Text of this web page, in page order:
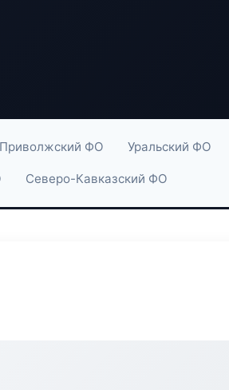
Приволжский ФО Уральский ФО
Северо-Кавказский ФО